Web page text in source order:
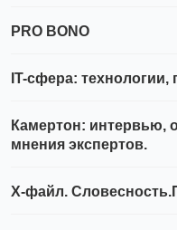
PRO BONO
IT-сфера:
Камертон: интервью,
мнения экспертов.
Х-файл.